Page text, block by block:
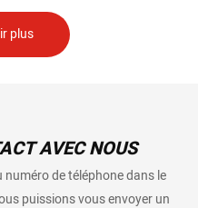
plus
AVEC NOUS
de téléphone dans le
puissions vous envoyer un